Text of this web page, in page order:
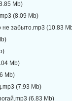
Mb)
(8.09 Mb)
не забыто.mp3 (10.83
Mb)
Mb)
(7.93 Mb)
(6.83 Mb)